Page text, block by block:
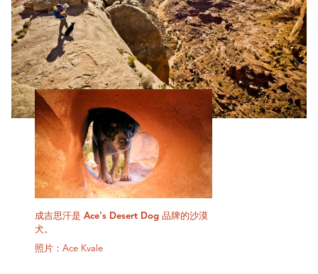
成吉思汗是 Ace's Desert Dog 品牌的沙漠
犬。
照片：Ace Kvale